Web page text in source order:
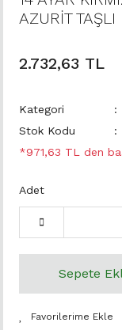
AZURİT TAŞLI
2.732,63 TL
Kategori
Stok Kodu
*971,63 TL den
Adet
Sepete